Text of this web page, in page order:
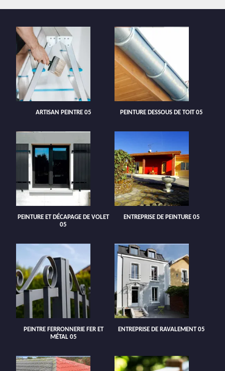
ARTISAN PEINTRE 05 PEINTURE DESSOUS DE TOIT 05
PEINTURE ET DÉCAPAGE DE VOLET
05
ENTREPRISE DE PEINTURE 05
PEINTRE FERRONNERIE FER ET
MÉTAL 05
ENTREPRISE DE RAVALEMENT 05